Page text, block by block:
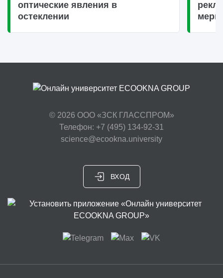
оптические явления в
остеклении
меры
© 2026 ООО «ЗСК ГЛАССПРОМ»
Телефон: +7 (495) 134-92-31
science@ecookna.university
ВХОД